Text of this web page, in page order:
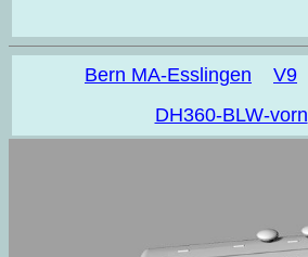
Bern MA-Esslingen V9
DH360-BLW-vorn